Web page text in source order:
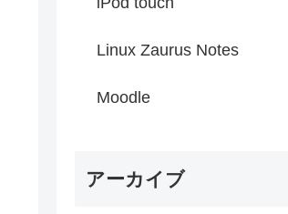
Linux Zaurus Notes
Moodle
アーカイブ